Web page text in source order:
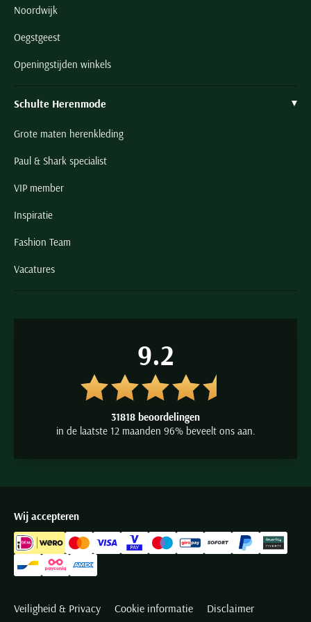
Noordwijk
Oegstgeest
Openingstijden winkels
Schulte Herenmode
Grote maten herenkleding
Paul & Shark specialist
VIP member
Inspiratie
Fashion Team
Vacatures
9.2
31818 beoordelingen
in de laatste 12 maanden 96% beveelt ons aan.
Wij accepteren
Veiligheid & Privacy Cookie informatie Disclaimer